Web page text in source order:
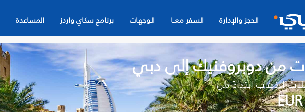
الحجز والإدارة السفر معنا الوجهات برنامج سكاي واردز المساعدة
من دوبروفنيك إلى دبي
الذهاب ابتداءً من